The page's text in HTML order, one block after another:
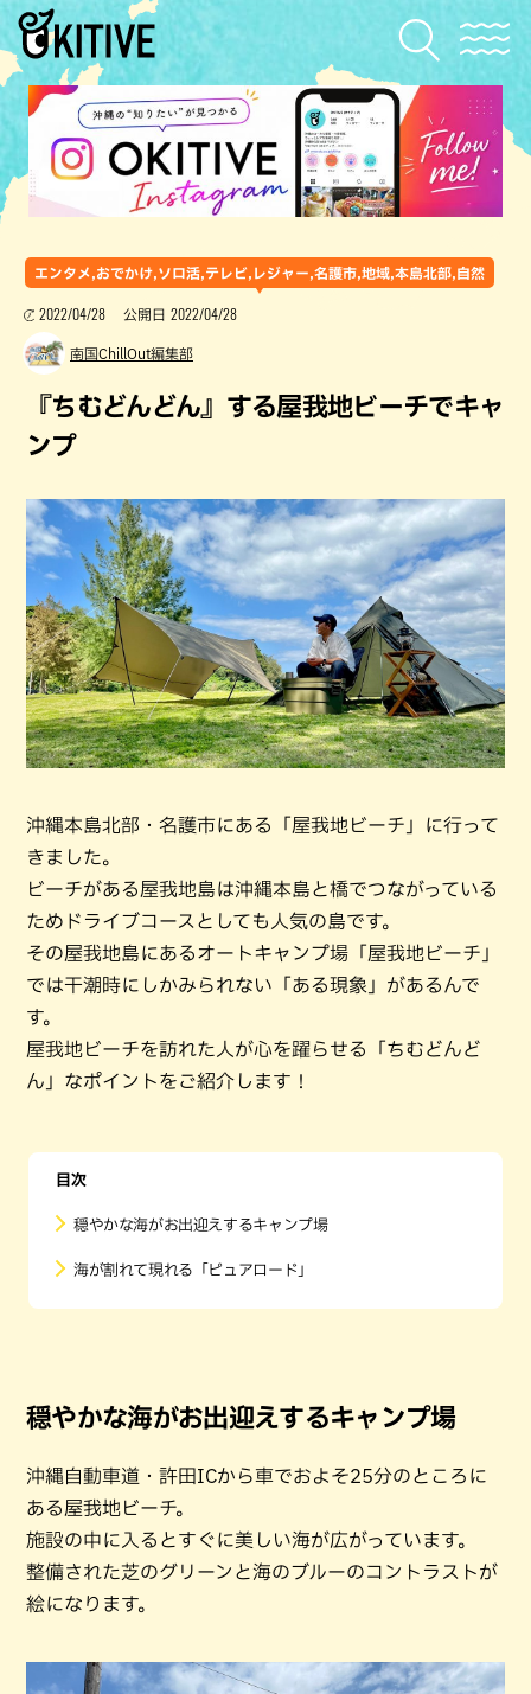
エンタメ,おでかけ,ソロ活,テレビ,レジャー,名護市,地域,本島北部,自然
2022/04/28 公開日 2022/04/28
南国ChillOut編集部
『ちむどんどん』する屋我地ビーチでキャ
ンプ
沖縄本島北部・名護市にある「屋我地ビーチ」に行って
きました。
ビーチがある屋我地島は沖縄本島と橋でつながっている
ためドライブコースとしても人気の島です。
その屋我地島にあるオートキャンプ場「屋我地ビーチ」
では干潮時にしかみられない「ある現象」があるんで
す。
屋我地ビーチを訪れた人が心を躍らせる「ちむどんど
ん」なポイントをご紹介します！
目次
穏やかな海がお出迎えするキャンプ場
海が割れて現れる「ピュアロード」
穏やかな海がお出迎えするキャンプ場
沖縄自動車道・許田ICから車でおよそ25分のところに
ある屋我地ビーチ。
施設の中に入るとすぐに美しい海が広がっています。
整備された芝のグリーンと海のブルーのコントラストが
絵になります。